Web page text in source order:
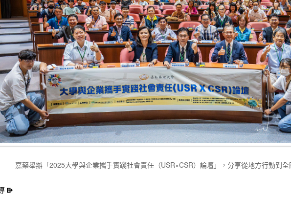
嘉藥舉辦「2025大學與企業攜手實踐社會責任（USR×CSR）論壇」，分享從地方行動到